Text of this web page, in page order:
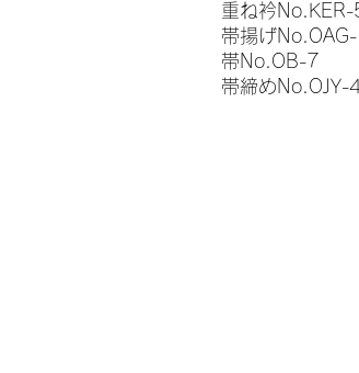
重ね衿No.KER-
帯揚げNo.OAG-
帯No.OB-7
帯締めNo.OJY-